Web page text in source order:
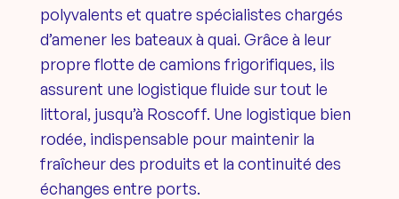
polyvalents et quatre spécialistes chargés
d’amener les bateaux à quai. Grâce à leur
propre flotte de camions frigorifiques, ils
assurent une logistique fluide sur tout le
littoral, jusqu’à Roscoff. Une logistique bien
rodée, indispensable pour maintenir la
fraîcheur des produits et la continuité des
échanges entre ports.